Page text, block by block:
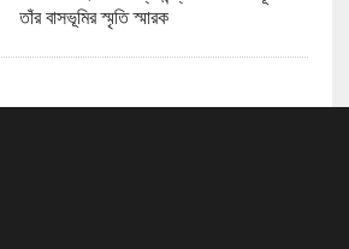
তাঁর বাসভূমির স্মৃতি স্মারক